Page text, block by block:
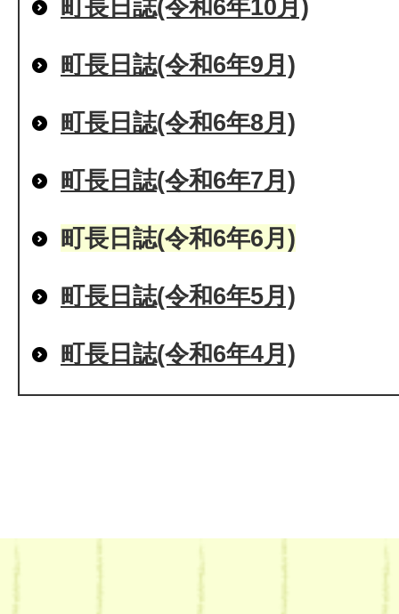
町長日誌(令和6年10月)
町長日誌(令和6年9月)
町長日誌(令和6年8月)
町長日誌(令和6年7月)
町長日誌(令和6年6月)
町長日誌(令和6年5月)
町長日誌(令和6年4月)